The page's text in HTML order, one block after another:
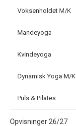
Voksenholdet M/K
Mandeyoga
Kvindeyoga
Dynamisk Yoga M/K
Puls & Pilates
Opvisninger 26/27